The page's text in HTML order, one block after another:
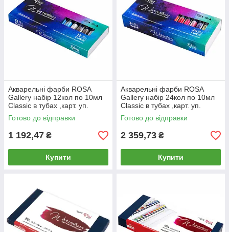
Акварельні фарби ROSA
Gallery набір 12кол по 10мл
Classic в тубах ,карт. уп.
340107
Готово до відправки
1 192,47 ₴
Купити
Акварельні фарби ROSA
Gallery набір 24кол по 10мл
Classic в тубах ,карт. уп.
340108
Готово до відправки
2 359,73 ₴
Купити